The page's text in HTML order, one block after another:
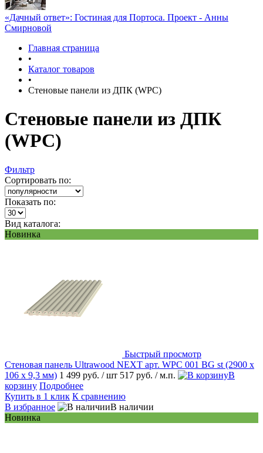
«Дачный ответ»: Гостиная для Портоса. Проект - Анны
Смирновой
Главная страница
•
Каталог товаров
•
Стеновые панели из ДПК (WPC)
Стеновые панели из ДПК
(WPC)
Фильтр
Сортировать по:
Показать по:
Вид каталога:
Новинка
Быстрый просмотр
Стеновая панель Ultrawood NEXT арт. WPC 001 BG st (2900 х
106 х 9,3 мм) 1 499 руб. / шт 517 руб. / м.п.
В
корзину Подробнее
Купить в 1 клик К сравнению
В избранное
В наличии
Новинка